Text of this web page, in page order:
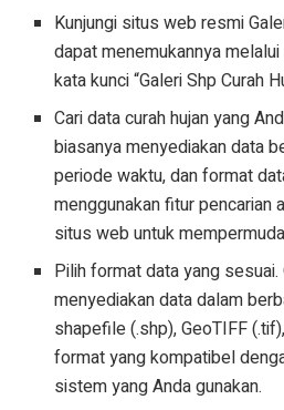
Kunjungi situs web resmi
dapat menemukannya
kata kunci “Galeri Shp Curah
Cari data curah hujan yang
biasanya menyediakan data
periode waktu, dan format
menggunakan fitur pencarian
situs web untuk
Pilih format data yang sesuai.
menyediakan data dalam
shapefile (.shp), GeoTIFF
format yang kompatibel
sistem yang Anda gunakan.